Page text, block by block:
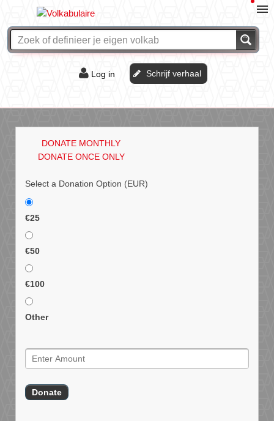
Log in Schrijf verhaal
DONATE MONTHLY
DONATE ONCE ONLY
Select a Donation Option (EUR)
€25
€50
€100
Other